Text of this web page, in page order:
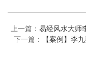
上一篇： 易经风水大师
下一篇：
【案例】李